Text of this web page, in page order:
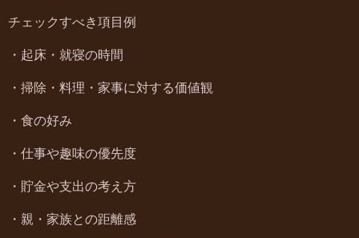
チェックすべき項目例
・起床・就寝の時間
・掃除・料理・家事に対する価値観
・食の好み
・仕事や趣味の優先度
・貯金や支出の考え方
・親・家族との距離感